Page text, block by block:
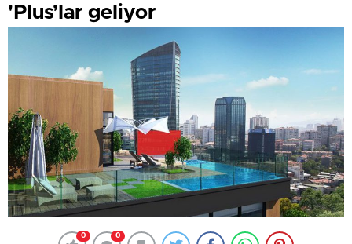
'Plus’lar geliyor
0 0